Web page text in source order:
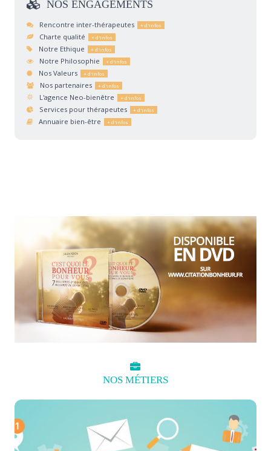
NOS ENGAGEMENTS
Rencontre inter-thérapeutes
Charte qualité
Notre Ethique
Notre Philosophie
Nos Valeurs
Nos partenaires
L'agence Neo-bienêtre
Services pour thérapeutes
Annuaire bien-être
NOS MÉTIERS